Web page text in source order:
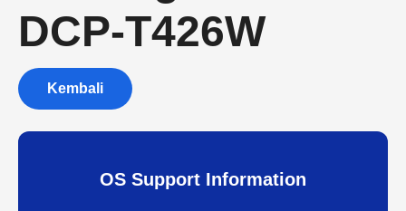
DCP-T426W
Kembali
OS Support Information